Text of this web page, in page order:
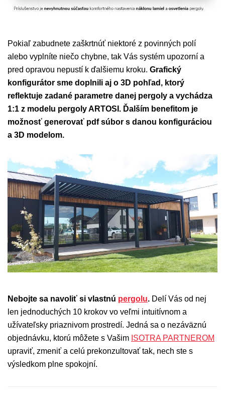
Pokiaľ zabudnete zaškrtnúť niektoré z povinných polí
alebo vyplníte niečo chybne, tak Vás systém upozorní a
pred opravou nepustí k ďalšiemu kroku. Grafický
konfigurátor sme doplnili aj o 3D pohľad, ktorý
reflektuje zadané parametre danej pergoly a vychádza
1:1 z modelu pergoly ARTOSI. Ďalším benefitom je
možnosť generovať pdf súbor s danou konfiguráciou
a 3D modelom.
Nebojte sa navoliť si vlastnú pergolu. Delí Vás od nej
len jednoduchých 10 krokov vo veľmi intuitívnom a
užívateľsky priaznivom prostredí. Jedná sa o nezáväznú
objednávku, ktorú môžete s Vašim ISOTRA PARTNEROM
upraviť, zmeniť a celú prekonzultovať tak, nech ste s
výsledkom plne spokojní.